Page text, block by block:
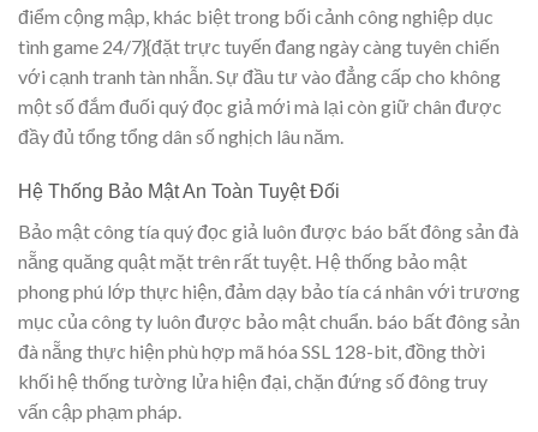
điểm cộng mập, khác biệt trong bối cảnh công nghiệp dục
tình game 24/7}{đặt trực tuyến đang ngày càng tuyên chiến
với cạnh tranh tàn nhẫn. Sự đầu tư vào đẳng cấp cho không
một số đắm đuối quý đọc giả mới mà lại còn giữ chân được
đầy đủ tổng tổng dân số nghịch lâu năm.
Hệ Thống Bảo Mật An Toàn Tuyệt Đối
Bảo mật công tía quý đọc giả luôn được báo bất đông sản đà
nẵng quăng quật mặt trên rất tuyệt. Hệ thống bảo mật
phong phú lớp thực hiện, đảm dạy bảo tía cá nhân với trương
mục của công ty luôn được bảo mật chuẩn. báo bất đông sản
đà nẵng thực hiện phù hợp mã hóa SSL 128-bit, đồng thời
khối hệ thống tường lửa hiện đại, chặn đứng số đông truy
vấn cập phạm pháp.